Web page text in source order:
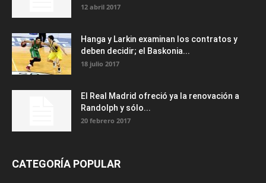
12 abril 2017
Hanga y Larkin examinan los contratos y
deben decidir; el Baskonia...
18 julio 2017
El Real Madrid ofreció ya la renovación a
Randolph y sólo...
20 febrero 2017
CATEGORÍA POPULAR